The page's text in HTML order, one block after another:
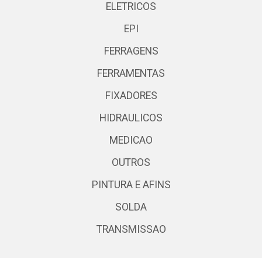
ELETRICOS
EPI
FERRAGENS
FERRAMENTAS
FIXADORES
HIDRAULICOS
MEDICAO
OUTROS
PINTURA E AFINS
SOLDA
TRANSMISSAO